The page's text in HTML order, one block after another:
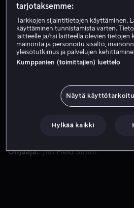
Tilaa nyt
Katso
siinä seurataan poliisitutkintaa
Alexander Litvinenkon
David Tennant
Ohjaaja
Jim Field Smith
tarjotaksemme:
Tarkkojen sijaintitietojen käyttäminen.
käyttäminen tunnistamista varten.
laitteelle ja/tai laitteella olevien tietojen
mainonta ja personoitu sisältö,
yleisötutkimus ja palvelujen
Kumppanien (toimittajien) luettelo
Näytä
Hylkää kaikki